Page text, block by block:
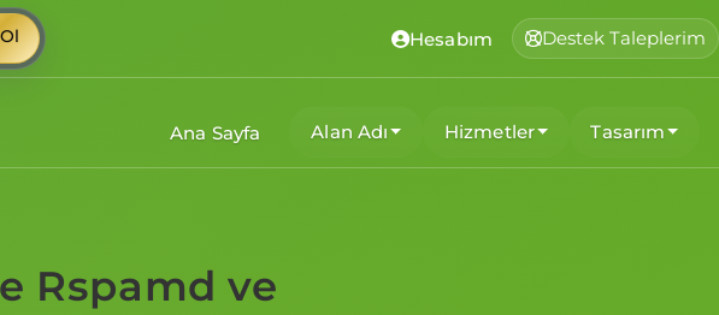
Hesabım Destek Taleplerim
Ana Sayfa Alan Adı Hizmetler Tasarım
Rspamd ve